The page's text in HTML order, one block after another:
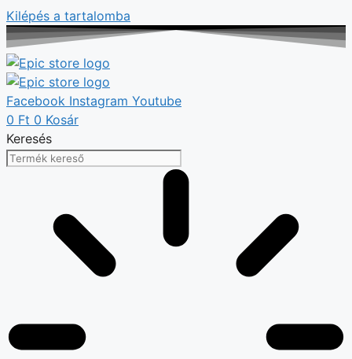
Kilépés a tartalomba
Facebook Instagram Youtube
0 Ft 0 Kosár
Keresés